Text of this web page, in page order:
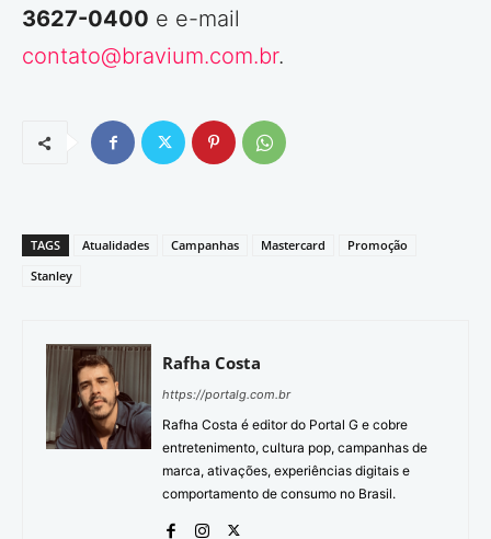
3627-0400 e e-mail
contato@bravium.com.br.
TAGS Atualidades Campanhas Mastercard
Promoção
Stanley
Rafha Costa
https://portalg.com.br
Rafha Costa é editor do Portal G e cobre
entretenimento, cultura pop, campanhas de
marca, ativações, experiências digitais e
comportamento de consumo no Brasil.